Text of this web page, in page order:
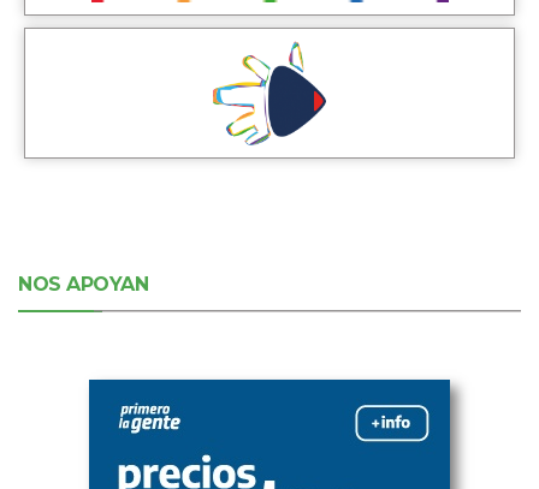
NOS APOYAN